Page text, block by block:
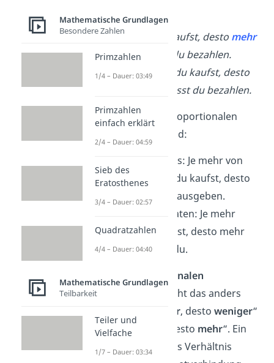
Jemehr Käse du kaufst, desto mehr
Geld musst du bezahlen.
Je
wenigerKäse du kaufst, desto
Geld musst du bezahlen.
Beispiele für den proportionalen
Zusammenhang sind:
Menge und Preis: Je mehr von
einem Produkt du kaufst, desto
mehr musst du ausgeben.
Rezept und Zutaten: Je mehr
Kuchen du backst, desto mehr
Mehl brauchst du.
antiproportionalen
Zusammenhang sieht das anders
mehr, desto weniger“
oder „Jeweniger , desto mehr“. Ein
Beispiel dafür ist das Verhältnis
Mathematische Grundlagen
Besondere Zahlen
Primzahlen
1/4 – Dauer: 03:49
Primzahlen
einfach erklärt
2/4 – Dauer: 04:59
Sieb des
Eratosthenes
3/4 – Dauer: 02:57
Quadratzahlen
4/4 – Dauer: 04:40
Mathematische Grundlagen
Teilbarkeit
Teiler und
Vielfache
1/7 – Dauer: 03:34